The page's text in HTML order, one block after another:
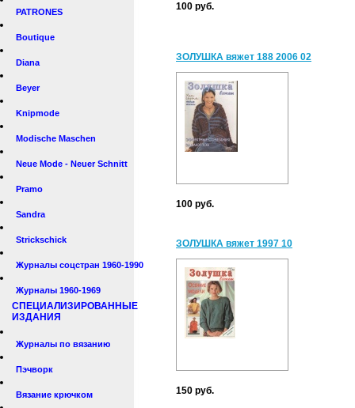
PATRONES
Boutique
Diana
Beyer
Knipmode
Modische Maschen
Neue Mode - Neuer Schnitt
Pramo
Sandra
Strickschick
Журналы соцстран 1960-1990
Журналы 1960-1969
СПЕЦИАЛИЗИРОВАННЫЕ
ИЗДАНИЯ
Журналы по вязанию
Пэчворк
Вязание крючком
100 руб.
ЗОЛУШКА вяжет 188 2006 02
100 руб.
ЗОЛУШКА вяжет 1997 10
150 руб.